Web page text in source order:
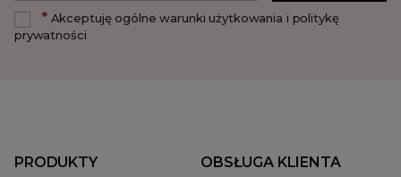
*Akceptuję ogólne warunki użytkowania i politykę
prywatności
PRODUKTY OBSŁUGA KLIENTA